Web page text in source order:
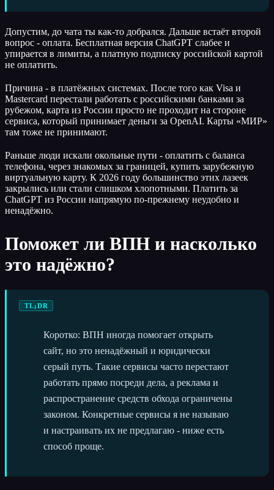
Допустим, до чата ты как-то добрался. Дальше встаёт второй
вопрос - оплата. Бесплатная версия ChatGPT слабее и
упирается в лимиты, а платную подписку российской картой
не оплатить.
Причина - в платёжных системах. После того как Visa и
Mastercard перестали работать с российскими банками за
рубежом, карта из России просто не проходит на стороне
сервиса, который принимает деньги за OpenAI. Карты «МИР»
там тоже не принимают.
Раньше люди искали окольные пути - оплатить с баланса
телефона, через знакомых за границей, купить зарубежную
виртуальную карту. К 2026 году большинство этих лазеек
закрылись или стали слишком хлопотными. Платить за
ChatGPT из России напрямую по-прежнему неудобно и
ненадёжно.
Поможет ли ВПН и насколько
это надёжно?
TL;DR
Коротко: ВПН иногда помогает открыть
сайт, но это ненадёжный и юридически
серый путь. Такие сервисы часто перестают
работать прямо посреди дела, а реклама и
распространение средств обхода ограничены
законом. Конкретные сервисы я не называю
и настраивать их не предлагаю - ниже есть
способ проще.